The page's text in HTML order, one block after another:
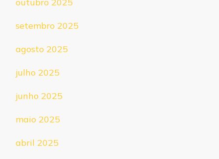
outubro 2025
setembro 2025
agosto 2025
julho 2025
junho 2025
maio 2025
abril 2025